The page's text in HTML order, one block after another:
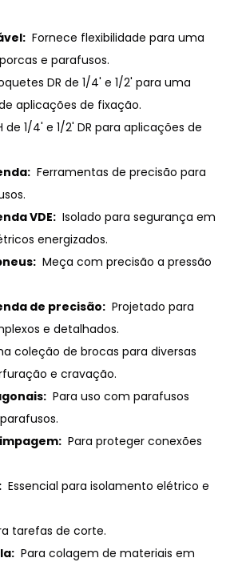
Fornece flexibilidade para uma
e parafusos.
DR de 1/4' e 1/2' para uma
aplicações de fixação.
de 1/4' e 1/2' DR para aplicações de
Ferramentas de precisão para
VDE: Isolado para segurança em
energizados.
Meça com precisão a pressão
de precisão: Projetado para
e detalhados.
coleção de brocas para diversas
e cravação.
Para uso com parafusos
Para proteger conexões
Essencial para isolamento elétrico e
tarefas de corte.
Para colagem de materiais em